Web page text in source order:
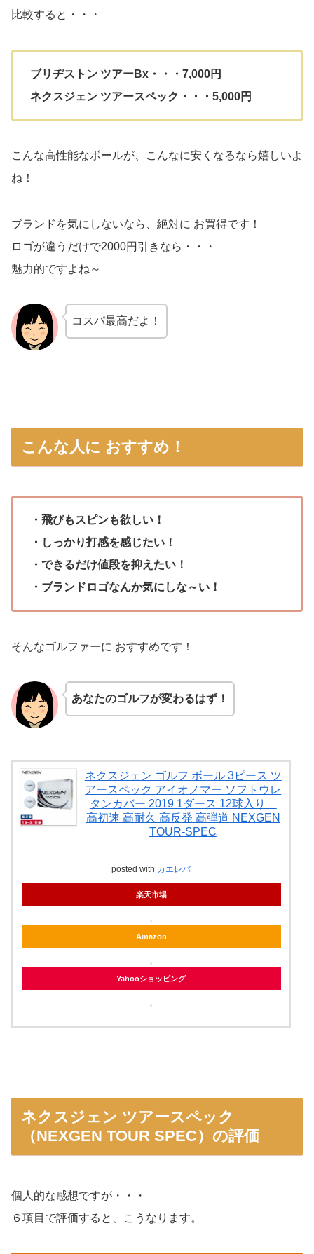
比較すると・・・
ブリヂストン ツアーBx・・・7,000円
ネクスジェン ツアースペック・・・5,000円
こんな高性能なボールが、こんなに安くなるなら嬉しいよ
ね！
ブランドを気にしないなら、絶対に お買得です！
ロゴが違うだけで2000円引きなら・・・
魅力的ですよね～
コスパ最高だよ！
こんな人に おすすめ！
・飛びもスピンも欲しい！
・しっかり打感を感じたい！
・できるだけ値段を抑えたい！
・ブランドロゴなんか気にしな～い！
そんなゴルファーに おすすめです！
あなたのゴルフが変わるはず！
ネクスジェン ゴルフ ボール 3ピース ツ
アースペック アイオノマー ソフトウレ
タンカバー 2019 1ダース 12球入り
高初速 高耐久 高反発 高弾道 NEXGEN
TOUR-SPEC
posted with カエレバ
楽天市場
Amazon
Yahooショッピング
ネクスジェン ツアースペック
（NEXGEN TOUR SPEC）の評価
個人的な感想ですが・・・
６項目で評価すると、こうなります。